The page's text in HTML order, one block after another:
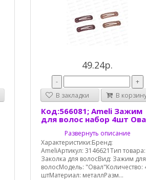
49.24р.
-
+
В закладки
В
Код:566081; Ameli Зажим
для волос набор 4шт
Развернуть описание
Характеристики:Бренд:
AmeliАртикул: 3146621Тип товара:
Заколка для волосВид: Зажим для
волосМодель: "Овал"Количество:
штМатериал: металлРазм...